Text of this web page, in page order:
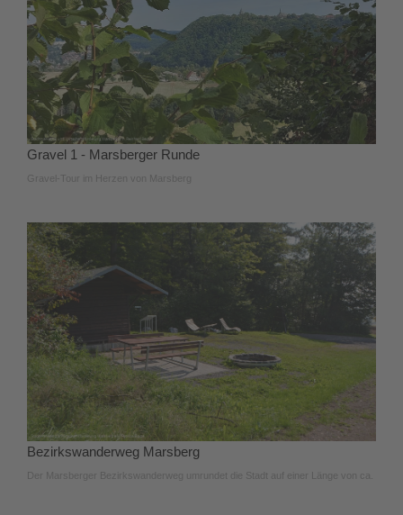
Gravel 1 - Marsberger Runde
Gravel-Tour im Herzen von Marsberg
Bezirkswanderweg Marsberg
Der Marsberger Bezirkswanderweg umrundet die Stadt auf einer Länge von ca.